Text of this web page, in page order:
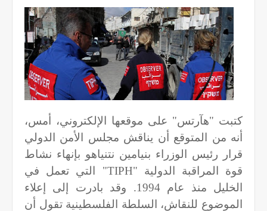
كتبت "هآرتس" على موقعها الإلكتروني، أمس،
أنه من المتوقع أن يناقش مجلس الأمن الدولي
قرار رئيس الوزراء بنيامين نتنياهو بإنهاء نشاط
قوة المراقبة الدولية "TIPH" التي تعمل في
الخليل منذ عام 1994. وقد بادرت إلى إعلاء
الموضوع للنقاش، السلطة الفلسطينية تقول أن